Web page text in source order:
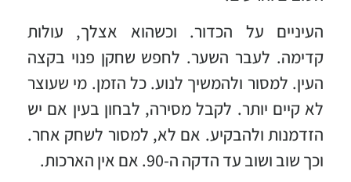
העיניים על הכדור. וכשהוא אצלך, עולות
קדימה. לעבר השער. לחפש שחקן פנוי בקצה
העין. למסור ולהמשיך לנוע. כל הזמן. מי שעוצר
לא קיים יותר. לקבל מסירה, לבחון בעין אם יש
הזדמנות ולהבקיע. אם לא, למסור לשחק אחר.
וכך שוב ושוב עד הדקה ה-90. אם אין הארכות.